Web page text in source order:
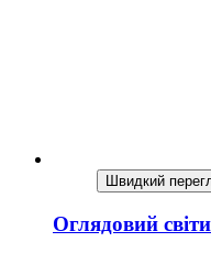
Швидкий
Оглядовий